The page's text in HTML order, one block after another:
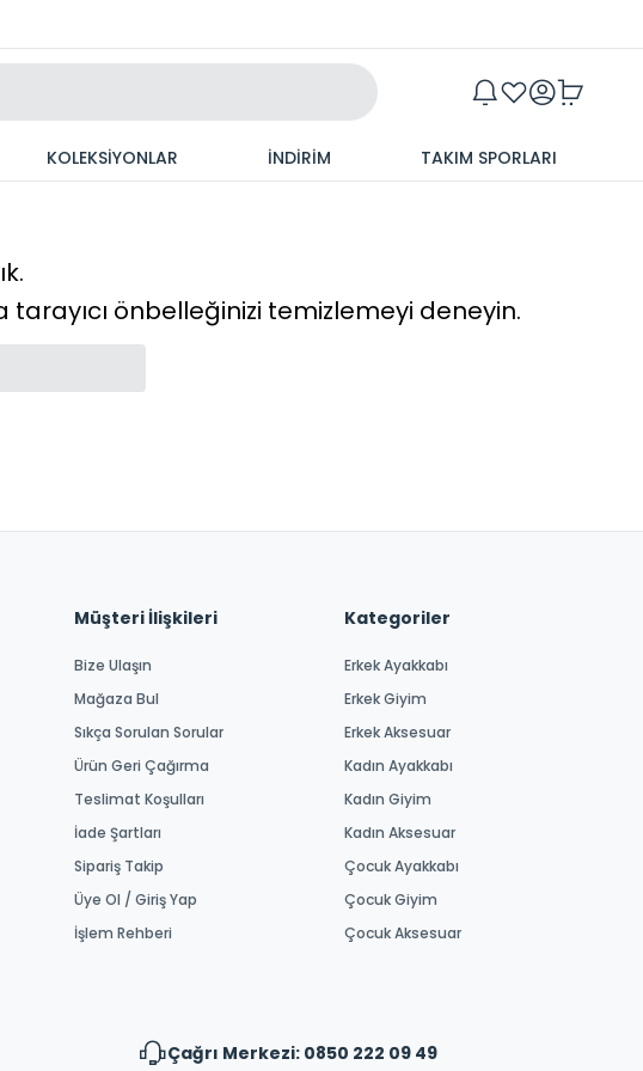
KOLEKSİYONLAR İNDİRİM TAKIM SPORLARI
önbelleğinizi temizlemeyi deneyin.
Müşteri İlişkileri
Bize Ulaşın
Mağaza Bul
Sıkça Sorulan Sorular
Ürün Geri Çağırma
Teslimat Koşulları
İade Şartları
Sipariş Takip
Üye Ol / Giriş Yap
İşlem Rehberi
Kategoriler
Erkek Ayakkabı
Erkek Giyim
Erkek Aksesuar
Kadın Ayakkabı
Kadın Giyim
Kadın Aksesuar
Çocuk Ayakkabı
Çocuk Giyim
Çocuk Aksesuar
Çağrı Merkezi: 0850 222 09 49